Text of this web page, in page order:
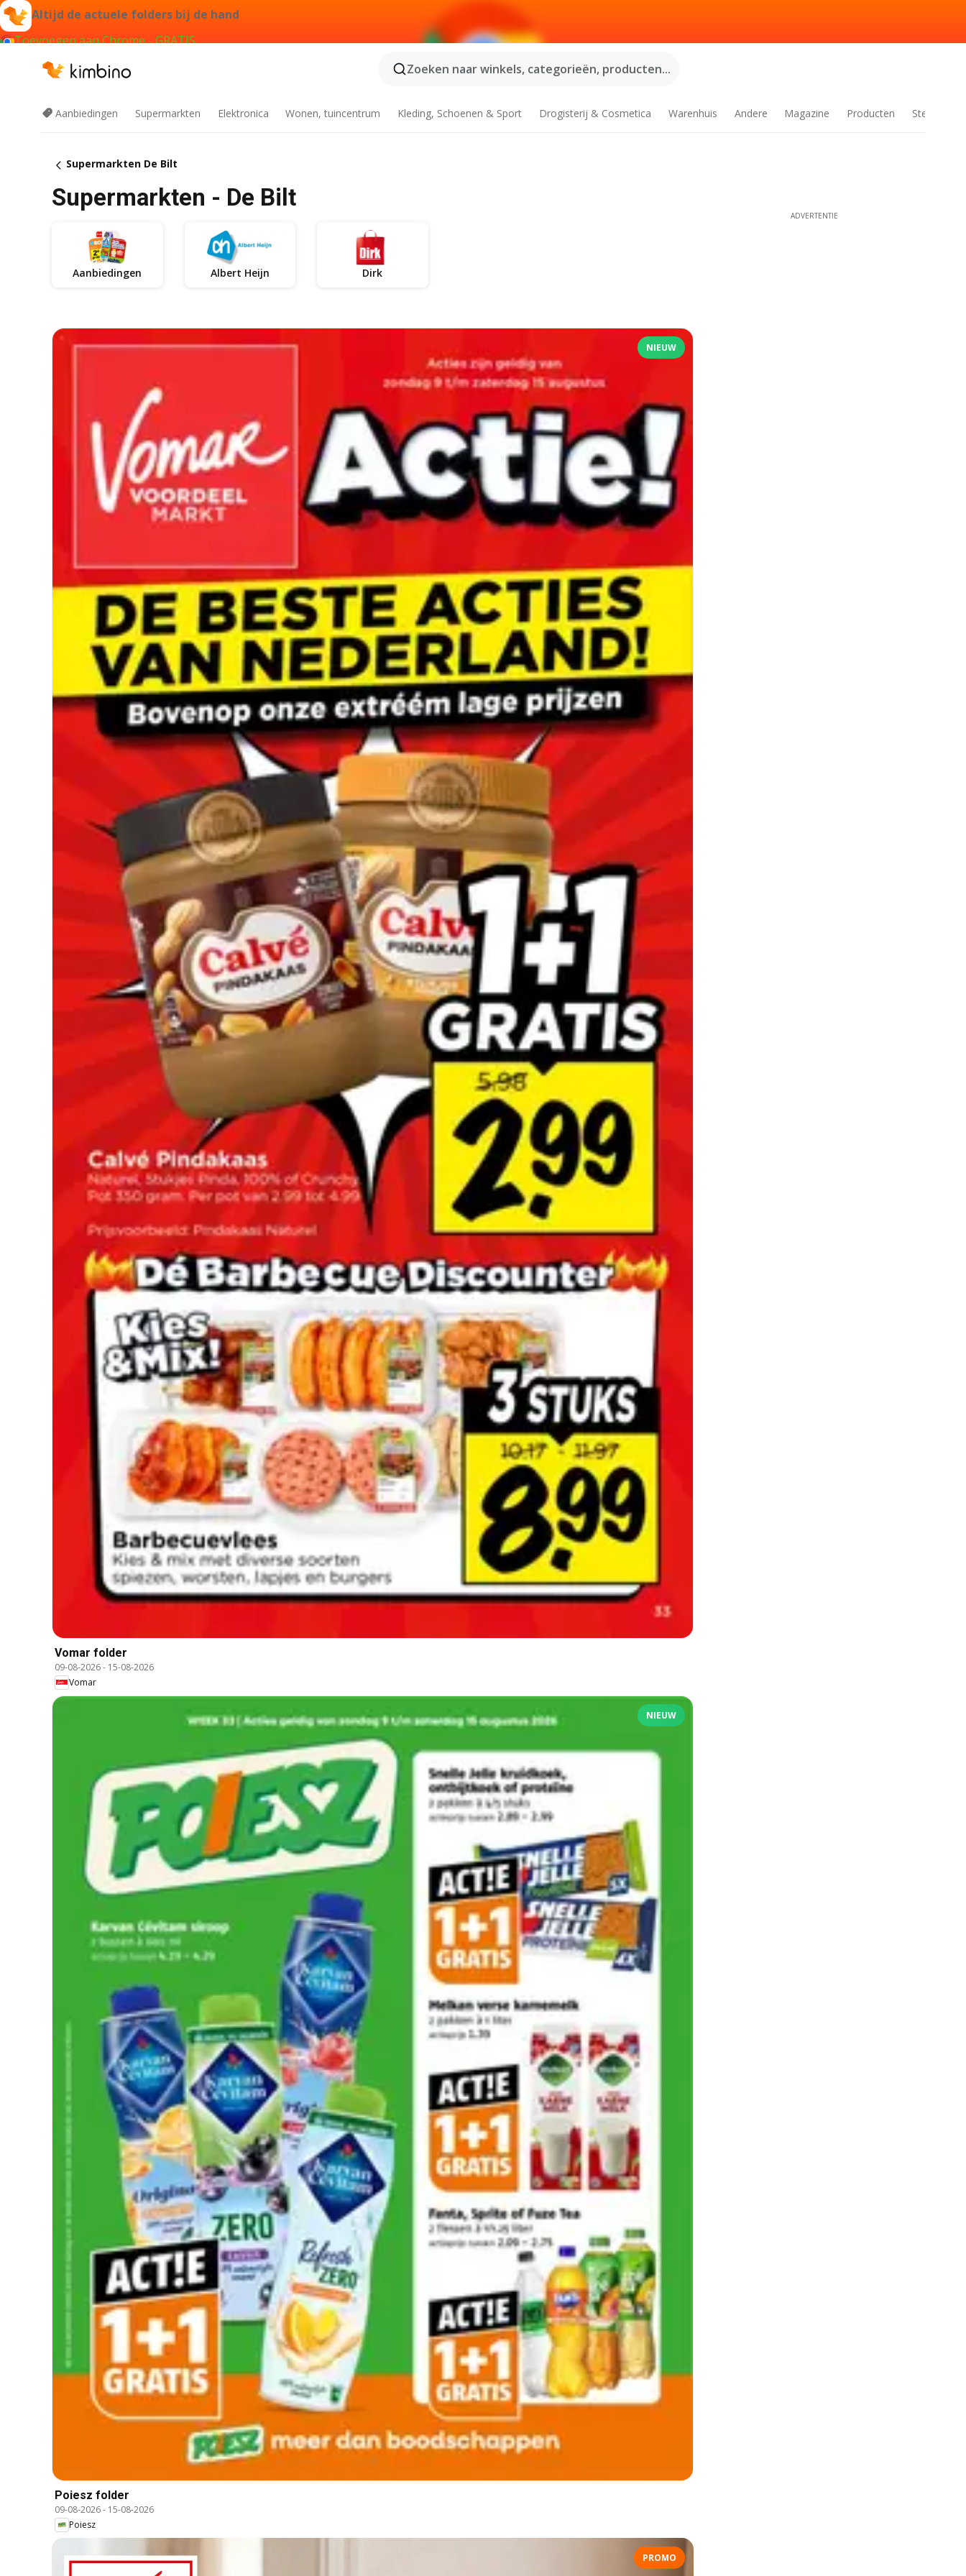
Altijd de actuele folders bij de hand
Toevoegen aan Chrome - GRATIS
Zoeken naar winkels, categorieën, producten...
Aanbiedingen Supermarkten Elektronica Wonen, tuincentrum Kleding, Schoenen & Sport Drogisterij & Cosmetica Warenhuis Andere Magazine Producten Steden
Supermarkten De Bilt
Supermarkten - De Bilt
Aanbiedingen Albert Heijn Dirk
NIEUW
Vomar folder
09-08-2026- 15-08-2026
Vomar
NIEUW
Poiesz folder
09-08-2026- 15-08-2026
Poiesz
PROMO
ADVERTENTIE